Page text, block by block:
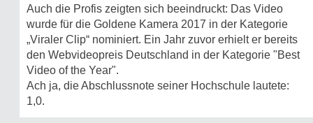
Auch die Profis zeigten sich beeindruckt: Das Video
wurde für die Goldene Kamera 2017 in der Kategorie
„Viraler Clip“ nominiert. Ein Jahr zuvor erhielt er bereits
den Webvideopreis Deutschland in der Kategorie "Best
Video of the Year".
Ach ja, die Abschlussnote seiner Hochschule lautete:
1,0.